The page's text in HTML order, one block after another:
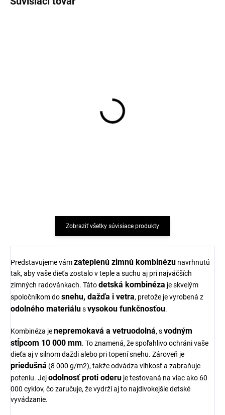
Zobraziť všetky súvisiace produkty
Predstavujeme vámzateplenú zimnú kombinézu navrhnutú
tak, aby vaše dieťa zostalo v teple a suchu aj pri najväčších
zimných radovánkach. Tátodetská kombinéza je skvelým
spoločníkom dosnehu, dažďa i vetra, pretože je vyrobená z
odolného materiálusvysokou funkčnosťou.
Kombinéza jenepremokavá a vetruodolná, svodným
stĺpcom 10 000 mm. To znamená, že spoľahlivo ochráni vaše
dieťa aj v silnom daždi alebo pri topení snehu. Zároveň je
priedušná (8 000 g/m2), takže odvádza vlhkosť a zabraňuje
poteniu. Jejodolnosť proti oderu je testovaná na viac ako 60
000 cyklov, čo zaručuje, že vydrží aj to najdivokejšie detské
vyvádzanie.